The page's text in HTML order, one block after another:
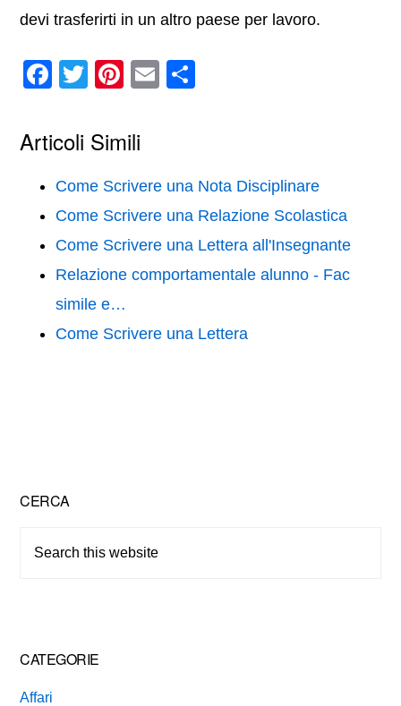
devi trasferirti in un altro paese per lavoro.
F
c
e
b
o
o
k
T
tt
er
Pi
er
e
st
E
vi
di
Articoli Simili
Come Scrivere una Nota Disciplinare
Come Scrivere una Relazione Scolastica
Come Scrivere una Lettera all'Insegnante
Relazione comportamentale alunno​ - Fac
simile e…
Come Scrivere una Lettera
Primary
Sidebar
CERCA
CATEGORIE
Affari